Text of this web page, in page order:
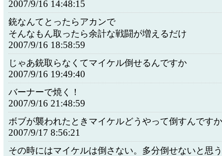
2007/9/16 14:48:15
銃なんてとったらアカンで
そんなもん取ったら余計な戦闘が増えるだけ
2007/9/16 18:58:59
じゃあ銃取らなくてマイケル倒せるんですか
2007/9/16 19:49:40
バーナーで焼く！
2007/9/16 21:48:59
ボブが襲われたときマイケルどうやって倒すんですか
2007/9/17 8:56:21
その時にはマイケルは倒さない。多分倒せないと思